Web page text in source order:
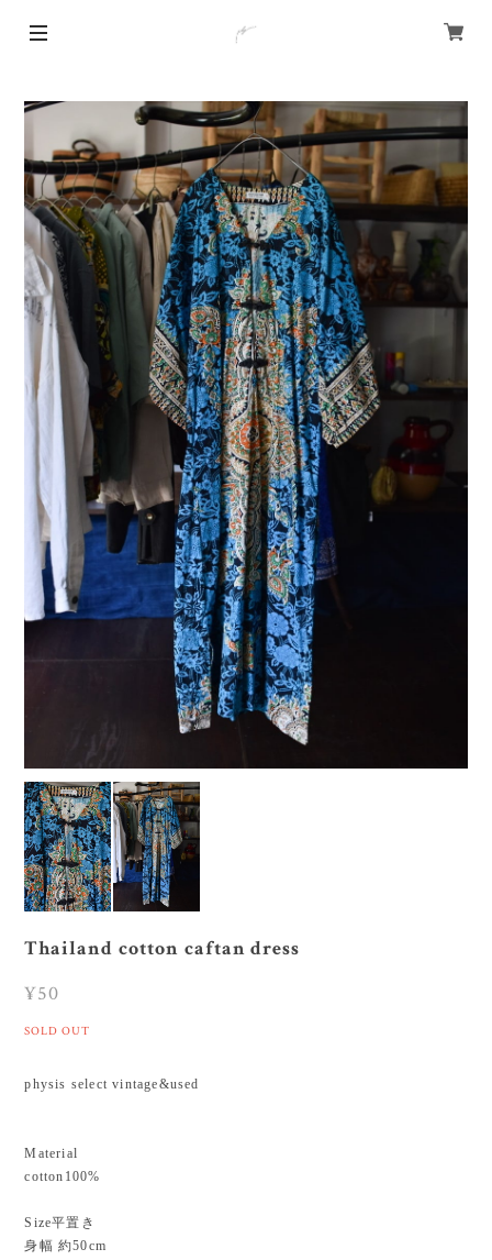
Thailand cotton caftan dress
¥50
SOLD OUT
physis select vintage&used
Material
cotton100%
Size平置き
身幅 約50cm